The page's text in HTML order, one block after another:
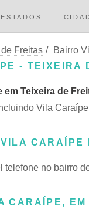
ESTADOS
Freitas /
Bairro
- TEIXEIRA
em Teixeira de
Vila
CARAÍPE
telefone no bairro
CARAÍPE,